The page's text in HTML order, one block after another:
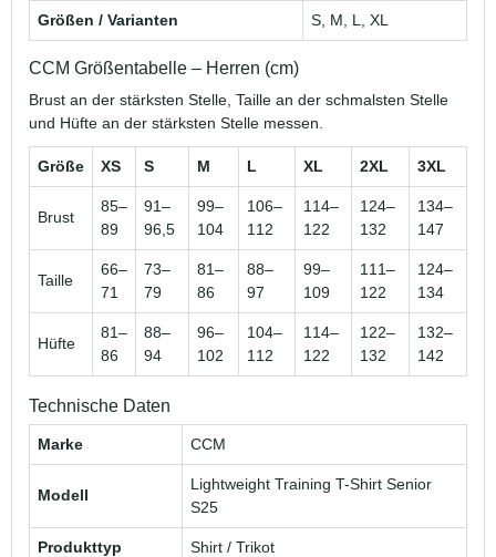
Größen / Varianten S, M, L, XL
CCM Größentabelle – Herren (cm)
Brust an der stärksten Stelle, Taille an der schmalsten Stelle
und Hüfte an der stärksten Stelle messen.
Größe XS S M L XL 2XL 3XL
Brust
85–
89
91–
96,5
99–
104
106–
112
114–
122
124–
132
134–
147
Taille
66–
71
73–
79
81–
86
88–
97
99–
109
111–
122
124–
134
Hüfte
81–
86
88–
94
96–
102
104–
112
114–
122
122–
132
132–
142
Technische Daten
Marke CCM
Modell
Lightweight Training T-Shirt Senior
S25
Produkttyp Shirt / Trikot